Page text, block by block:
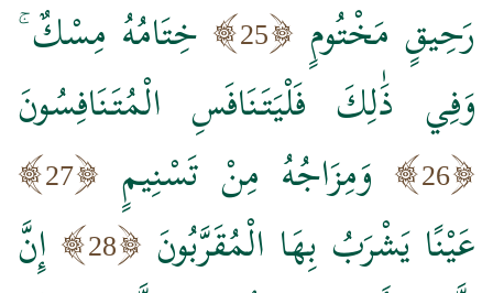
رَحِيقٍ مَخْتُومٍ 25
خِتَامُهُ مِسْكٌ ۚ
وَفِي ذَٰلِكَ فَلْيَتَنَافَسِ الْمُتَنَافِسُونَ
26 وَمِزَاجُهُ مِنْ تَسْنِيمٍ 27
عَيْنًا يَشْرَبُ بِهَا الْمُقَرَّبُونَ 28
إِنَّ